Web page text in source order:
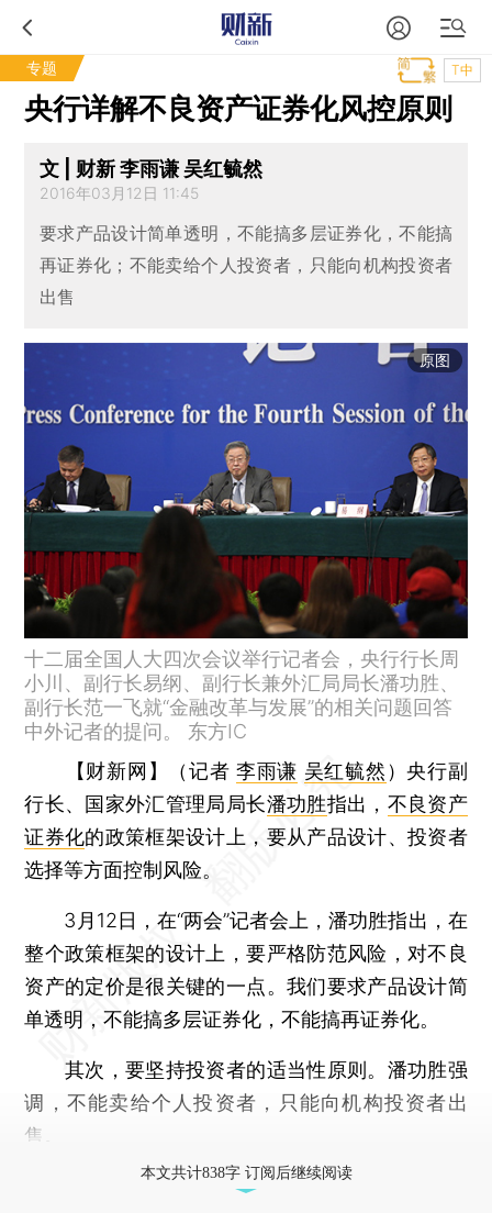
专题 T中
央行详解不良资产证券化风控原则
文 | 财新 李雨谦 吴红毓然
2016年03月12日 11:45
要求产品设计简单透明，不能搞多层证券化，不能搞
再证券化；不能卖给个人投资者，只能向机构投资者
出售
原图
十二届全国人大四次会议举行记者会，央行行长周
小川、副行长易纲、副行长兼外汇局局长潘功胜、
副行长范一飞就“金融改革与发展”的相关问题回答
中外记者的提问。 东方IC
【财新网】（记者李雨谦 吴红毓然 ）央行副
行长、国家外汇管理局局长潘功胜指出， 不良资产
证券化的政策框架设计上，要从产品设计、投资者
选择等方面控制风险。
3月12日，在“两会”记者会上，潘功胜指出，在
整个政策框架的设计上，要严格防范风险，对不良
资产的定价是很关键的一点。我们要求产品设计简
单透明，不能搞多层证券化，不能搞再证券化。
其次，要坚持投资者的适当性原则。潘功胜强
调，不能卖给个人投资者，只能向机构投资者出
售。
本文共计838字 订阅后继续阅读